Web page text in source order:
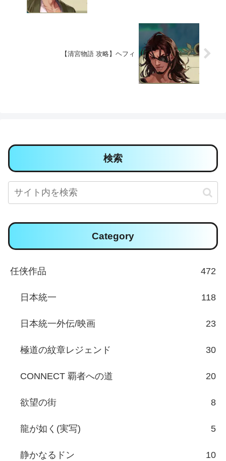
【清宮物語 攻略】ヘフィ
検索
Category
任侠作品 472
日本統一 118
日本統一外伝/映画 23
極道の紋章レジェンド 30
CONNECT 覇者への道 20
欲望の街 8
龍が如く(実写) 5
静かなるドン 10